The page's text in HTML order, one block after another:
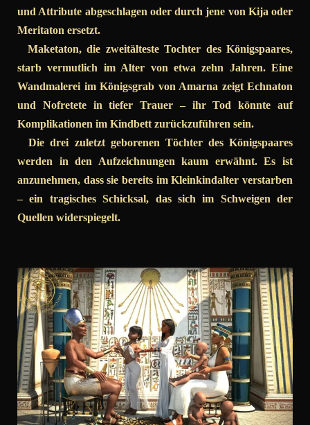
und Attribute abgeschlagen oder durch jene von Kija oder
Meritaton ersetzt.
Maketaton, die zweitälteste Tochter des Königspaares,
starb vermutlich im Alter von etwa zehn Jahren. Eine
Wandmalerei im Königsgrab von Amarna zeigt Echnaton
und Nofretete in tiefer Trauer – ihr Tod könnte auf
Komplikationen im Kindbett zurückzuführen sein.
Die drei zuletzt geborenen Töchter des Königspaares
werden in den Aufzeichnungen kaum erwähnt. Es ist
anzunehmen, dass sie bereits im Kleinkindalter verstarben
– ein tragisches Schicksal, das sich im Schweigen der
Quellen widerspiegelt.